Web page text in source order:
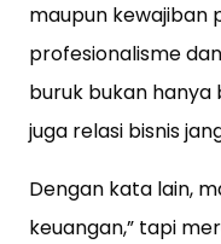
maupun kewajiban
profesionalisme
buruk bukan
juga relasi bisnis
Dengan kata lain,
keuangan,” tapi